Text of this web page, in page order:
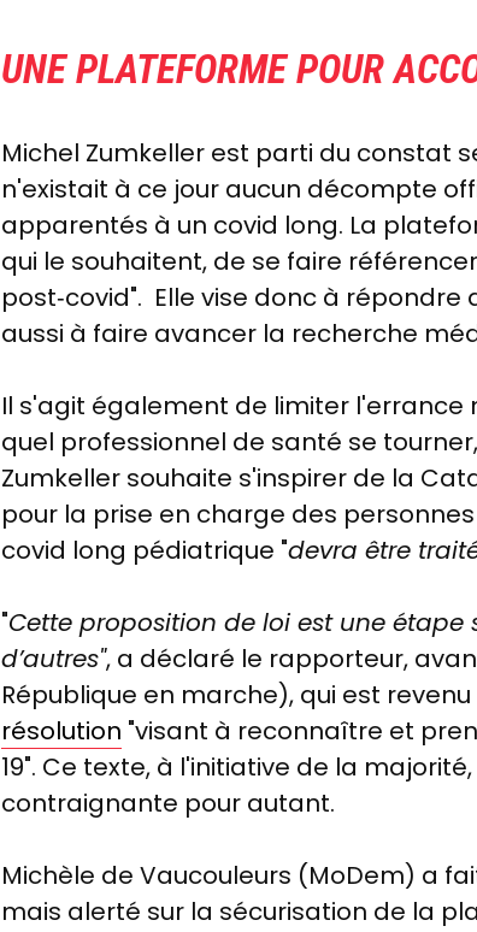
UNE PLATEFORME POUR
Michel Zumkeller est parti du constat
n'existait à ce jour aucun décompte
apparentés à un covid long. La
qui le souhaitent, de se faire
post‑covid". Elle vise donc à répondre
aussi à faire avancer la recherche
Il s'agit également de limiter l'errance
quel professionnel de santé se
Zumkeller souhaite s'inspirer de la
pour la prise en charge des
covid long pédiatrique "devra être
"Cette proposition de loi est une
d’autres", a déclaré le rapporteur,
République en marche), qui est
résolution "visant à reconnaître et
19". Ce texte, à l'initiative de la
contraignante pour autant.
Michèle de Vaucouleurs (MoDem) a
mais alerté sur la sécurisation de la